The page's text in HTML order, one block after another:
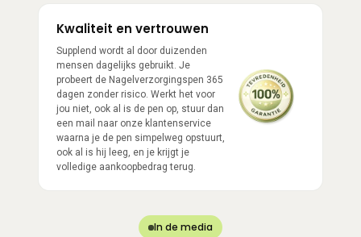
Kwaliteit en vertrouwen
Supplend wordt al door duizenden
mensen dagelijks gebruikt. Je
probeert de Nagelverzorgingspen 365
dagen zonder risico. Werkt het voor
jou niet, ook al is de pen op, stuur dan
een mail naar onze klantenservice
waarna je de pen simpelweg opstuurt,
ook al is hij leeg, en je krijgt je
volledige aankoopbedrag terug.
In de media